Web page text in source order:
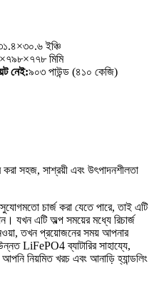
ইঞ্চি
মিমি
নেই:৯০৩ পাউন্ড (৪১০ কেজি)
সহজ, সাশ্রয়ী এবং উৎপাদনশীলতা
চার্জ করা যেতে পারে, তাই এটি
যখন এটি অল্প সময়ের মধ্যে রিচার্জ
তখন প্রয়োজনের সময় আপনার
LiFePO4 ব্যাটারির সাহায্যে,
নিয়মিত খরচ এবং আনাড়ি হ্যান্ডলিং